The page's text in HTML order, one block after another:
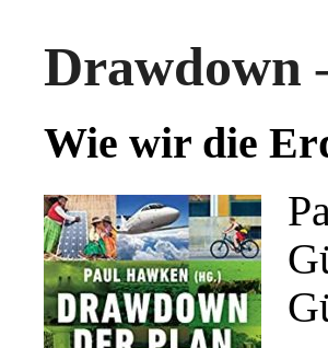
Drawdown
Wie wir die